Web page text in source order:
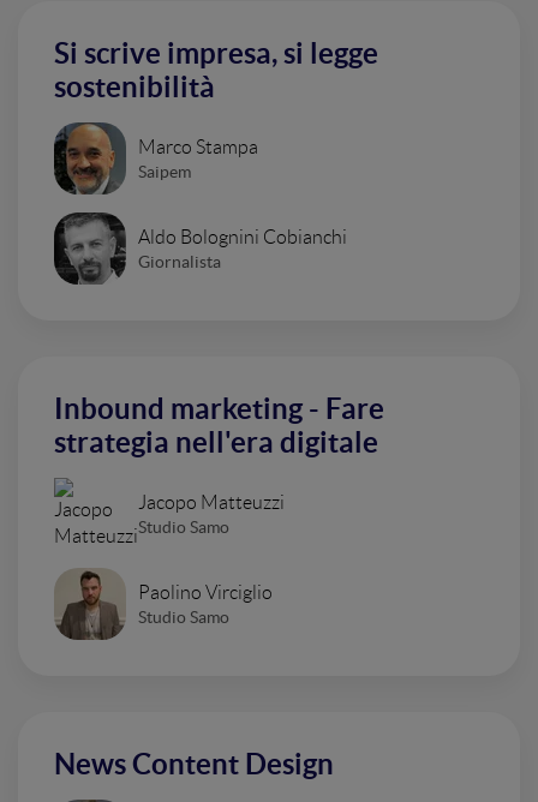
Si scrive impresa, si legge
sostenibilità
Marco Stampa
Saipem
Aldo Bolognini Cobianchi
Giornalista
Inbound marketing - Fare
strategia nell'era digitale
Jacopo Matteuzzi
Studio Samo
Paolino Virciglio
Studio Samo
News Content Design